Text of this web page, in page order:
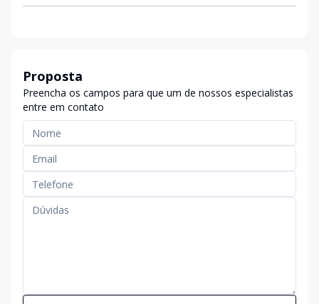
Proposta
Preencha os campos para que um de nossos especialistas
entre em contato